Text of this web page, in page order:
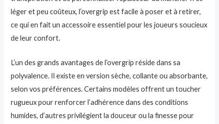
léger et peu coûteux, l’overgrip est facile à poser et à retirer,
ce qui en fait un accessoire essentiel pour les joueurs soucieux
de leur confort.
L’un des grands avantages de l’overgrip réside dans sa
polyvalence. Il existe en version sèche, collante ou absorbante,
selon vos préférences. Certains modèles offrent un toucher
rugueux pour renforcer l’adhérence dans des conditions
humides, d’autres privilégient la douceur ou la finesse pour